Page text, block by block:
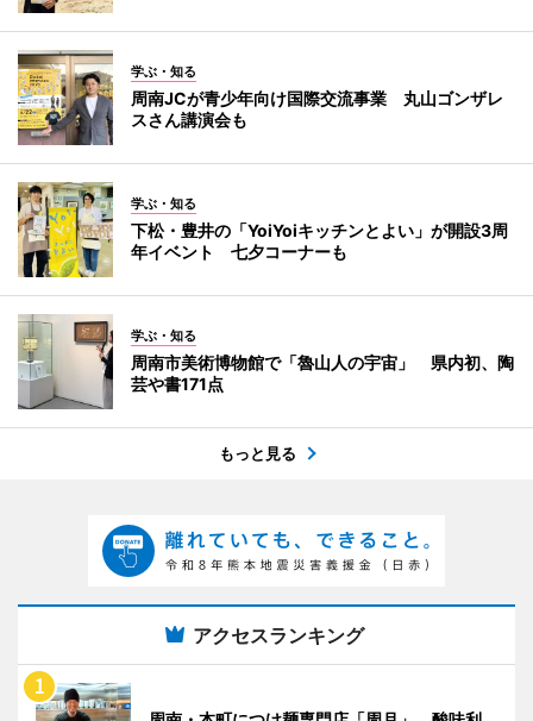
学ぶ・知る
周南JCが青少年向け国際交流事業 丸山ゴンザレ
スさん講演会も
学ぶ・知る
下松・豊井の「YoiYoiキッチンとよい」が開設3周
年イベント 七夕コーナーも
学ぶ・知る
周南市美術博物館で「魯山人の宇宙」 県内初、陶
芸や書171点
もっと見る
アクセスランキング